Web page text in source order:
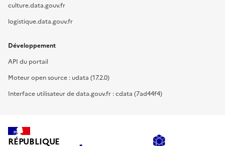
culture.data.gouv.fr
logistique.data.gouv.fr
Développement
API du portail
Moteur open source : udata (17.2.0)
Interface utilisateur de data.gouv.fr : cdata (7ad44f4)
RÉPUBLIQUE